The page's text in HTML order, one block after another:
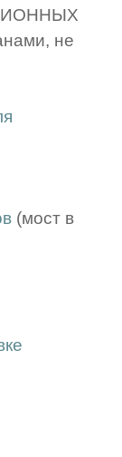
не
(мост в